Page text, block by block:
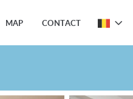
MAP CONTACT